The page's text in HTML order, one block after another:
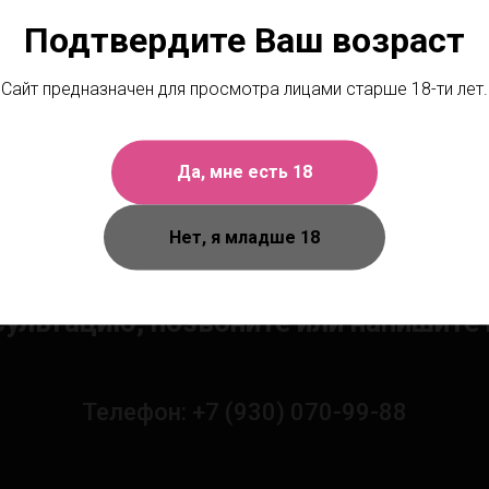
Подтвердите Ваш возраст
Сайт предназначен для просмотра лицами старше 18-ти лет.
Да, мне есть 18
Нет, я младше 18
позвоните или